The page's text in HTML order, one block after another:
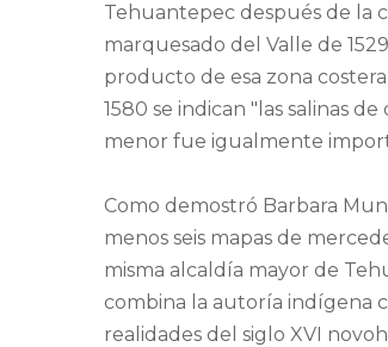
Tehuantepec después de la
marquesado del Valle de
producto de esa zona
1580 se indican "las salinas
menor fue igualmente
Como demostró Barbara
menos seis mapas de
misma alcaldía mayor de
combina la autoría indígena
realidades del siglo XVI